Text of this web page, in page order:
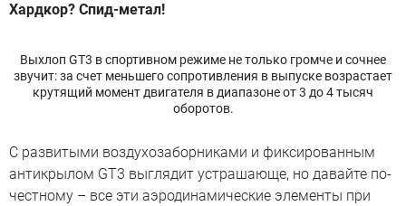
Хардкор? Спид-метал!
Выхлоп GT3 в спортивном режиме не только громче и сочнее
звучит: за счет меньшего сопротивления в выпуске возрастает
крутящий момент двигателя в диапазоне от 3 до 4 тысяч
оборотов.
С развитыми воздухозаборниками и фиксированным
антикрылом GT3 выглядит устрашающе, но давайте по-
честному – все эти аэродинамические элементы при